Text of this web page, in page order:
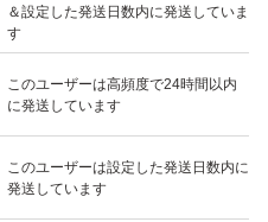
＆設定した発送日数内に発送していま
す
このユーザーは高頻度で24時間以内
に発送しています
このユーザーは設定した発送日数内に
発送しています
いいね！
2,900